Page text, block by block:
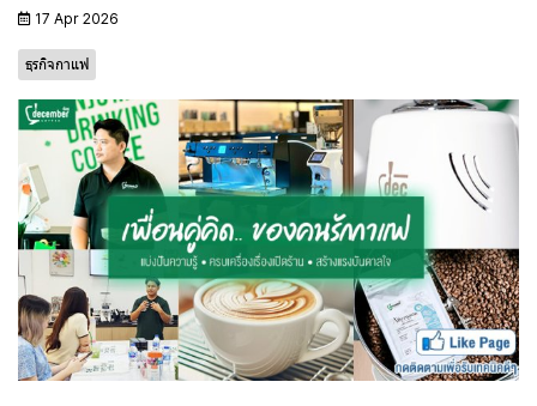
17 Apr 2026
ธุรกิจกาแฟ